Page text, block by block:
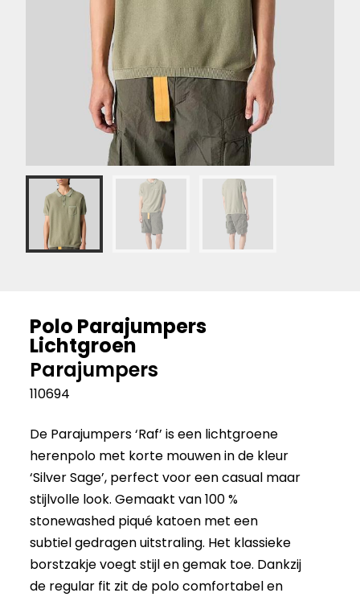
Polo Parajumpers
Lichtgroen
Parajumpers
110694
De Parajumpers ‘Raf’ is een lichtgroene
herenpolo met korte mouwen in de kleur
‘Silver Sage’, perfect voor een casual maar
stijlvolle look. Gemaakt van 100 %
stonewashed piqué katoen met een
subtiel gedragen uitstraling. Het klassieke
borstzakje voegt stijl en gemak toe. Dankzij
de regular fit zit de polo comfortabel en